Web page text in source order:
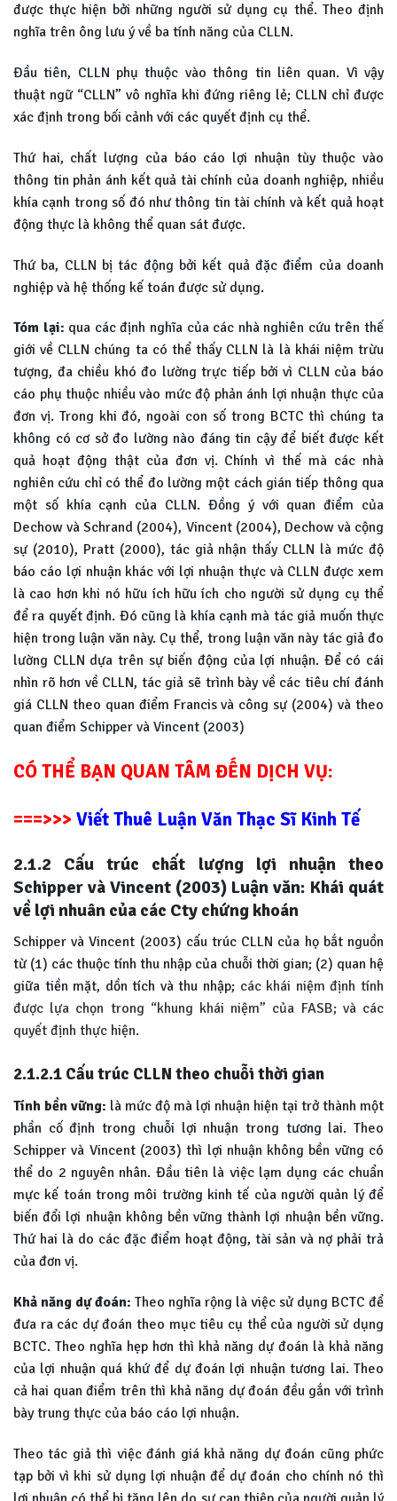
được thực hiện bởi những người sử dụng cụ thể. Theo định
nghĩa trên ông lưu ý về ba tính năng của CLLN.
Đầu tiên, CLLN phụ thuộc vào thông tin liên quan. Vì vậy
thuật ngữ “CLLN” vô nghĩa khi đứng riêng lẻ; CLLN chỉ được
xác định trong bối cảnh với các quyết định cụ thể.
Thứ hai, chất lượng của báo cáo lợi nhuận tùy thuộc vào
thông tin phản ánh kết quả tài chính của doanh nghiệp, nhiều
khía cạnh trong số đó như thông tin tài chính và kết quả hoạt
động thực là không thể quan sát được.
Thứ ba, CLLN bị tác động bởi kết quả đặc điểm của doanh
nghiệp và hệ thống kế toán được sử dụng.
Tóm lại: qua các định nghĩa của các nhà nghiên cứu trên thế
giới về CLLN chúng ta có thể thấy CLLN là là khái niệm trừu
tượng, đa chiều khó đo lường trực tiếp bởi vì CLLN của báo
cáo phụ thuộc nhiều vào mức độ phản ánh lợi nhuận thực của
đơn vị. Trong khi đó, ngoài con số trong BCTC thì chúng ta
không có cơ sở đo lường nào đáng tin cậy để biết được kết
quả hoạt động thật của đơn vị. Chính vì thế mà các nhà
nghiên cứu chỉ có thể đo lường một cách gián tiếp thông qua
một số khía cạnh của CLLN. Đồng ý với quan điểm của
Dechow và Schrand (2004), Vincent (2004), Dechow và cộng
sự (2010), Pratt (2000), tác giả nhận thấy CLLN là mức độ
báo cáo lợi nhuận khác với lợi nhuận thực và CLLN được xem
là cao hơn khi nó hữu ích hữu ích cho người sử dụng cụ thể
để ra quyết định. Đó cũng là khía cạnh mà tác giả muốn thực
hiện trong luận văn này. Cụ thể, trong luận văn này tác giả đo
lường CLLN dựa trên sự biến động của lợi nhuận. Để có cái
nhìn rõ hơn về CLLN, tác giả sẽ trình bày về các tiêu chí đánh
giá CLLN theo quan điểm Francis và công sự (2004) và theo
quan điểm Schipper và Vincent (2003)
CÓ THỂ BẠN QUAN TÂM ĐẾN DỊCH VỤ:
===>>> Viết Thuê Luận Văn Thạc Sĩ Kinh Tế
2.1.2 Cấu trúc chất lượng lợi nhuận theo
Schipper và Vincent (2003) Luận văn: Khái quát
về lợi nhuân của các Cty chứng khoán
Schipper và Vincent (2003) cấu trúc CLLN của họ bắt nguồn
từ (1) các thuộc tính thu nhập của chuỗi thời gian; (2) quan hệ
giữa tiền mặt, dồn tích và thu nhập; các khái niệm định tính
được lựa chọn trong “khung khái niệm” của FASB; và các
quyết định thực hiện.
2.1.2.1 Cấu trúc CLLN theo chuỗi thời gian
Tính bền vững: là mức độ mà lợi nhuận hiện tại trở thành một
phần cố định trong chuỗi lợi nhuận trong tương lai. Theo
Schipper và Vincent (2003) thì lợi nhuận không bền vững có
thể do 2 nguyên nhân. Đầu tiên là việc lạm dụng các chuẩn
mực kế toán trong môi trường kinh tế của người quản lý để
biến đổi lợi nhuận không bền vững thành lợi nhuận bền vững.
Thứ hai là do các đặc điểm hoạt động, tài sản và nợ phải trả
của đơn vị.
Khả năng dự đoán: Theo nghĩa rộng là việc sử dụng BCTC để
đưa ra các dự đoán theo mục tiêu cụ thể của người sử dụng
BCTC. Theo nghĩa hẹp hơn thì khả năng dự đoán là khả năng
của lợi nhuận quá khứ để dự đoán lợi nhuận tương lai. Theo
cả hai quan điểm trên thì khả năng dự đoán đều gắn với trình
bày trung thực của báo cáo lợi nhuận.
Theo tác giả thì việc đánh giá khả năng dự đoán cũng phức
tạp bởi vì khi sử dụng lợi nhuận để dự đoán cho chính nó thì